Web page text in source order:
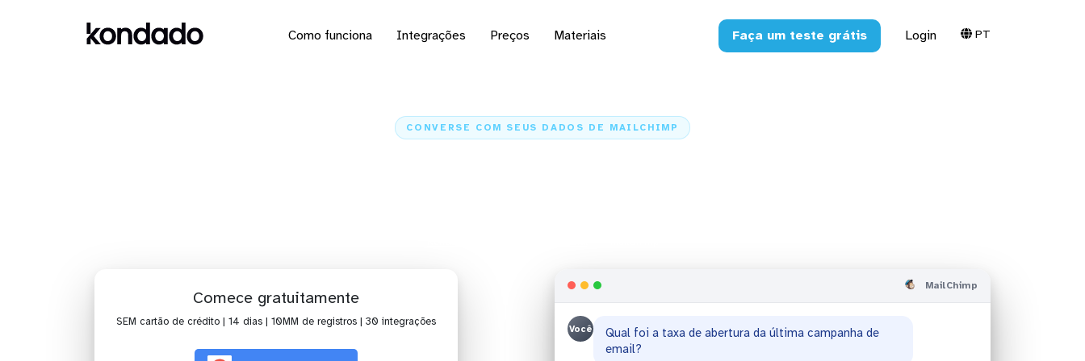
Como funciona Integrações Preços Materiais Faça um teste grátis Login PT
CONVERSE COM SEUS DADOS DE MAILCHIMP
Comece gratuitamente
SEM cartão de crédito | 14 dias | 10MM de registros | 30 integrações
MailChimp
Você
Quantos disparos foram realizados nas campanhas
deste mês?